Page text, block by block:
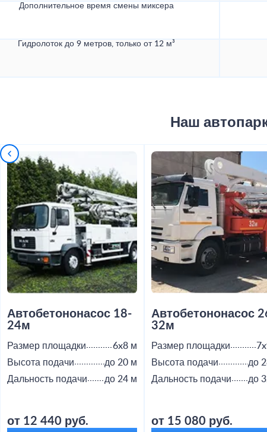
Дополнительное время смены миксера
Гидролоток до 9 метров, только от 12 м³
Наш
Автобетононасос 18-
24м
Размер площадки
6x8 м
Высота подачи
до 20 м
Дальность подачи
до 24 м
от 12 440 руб.
Автобетононасос
32м
Размер площадки
Высота подачи
до
Дальность подачи
до
от 15 080 руб.